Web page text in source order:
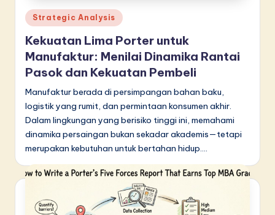
&
S
o
f
t
w
a
r
e
Posted
in
Strategic Analysis
Kekuatan Lima Porter untuk
Manufaktur: Menilai Dinamika Rantai
Pasok dan Kekuatan Pembeli
Manufaktur berada di persimpangan bahan baku,
logistik yang rumit, dan permintaan konsumen akhir.
Dalam lingkungan yang berisiko tinggi ini, memahami
dinamika persaingan bukan sekadar akademis—tetapi
merupakan kebutuhan untuk bertahan hidup.…